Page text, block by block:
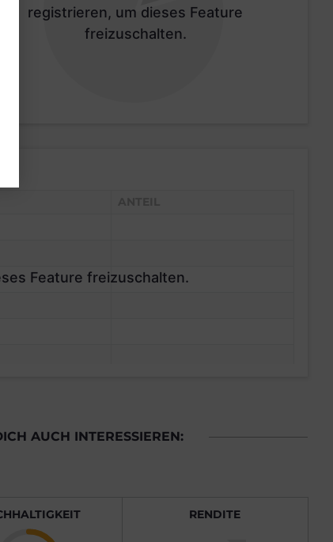
registrieren, um dieses Feature
freizuschalten.
Feature freizuschalten.
AUCH INTERESSIEREN:
RENDITE